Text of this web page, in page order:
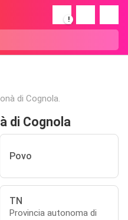
!
di Cognola.
di Cognola
Povo
TN
Provincia autonoma di